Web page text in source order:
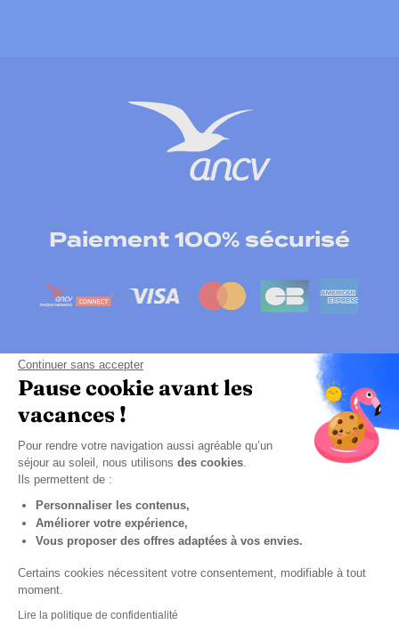
Continuer sans accepter
Pause cookie avant les
vacances !
Pour rendre votre navigation aussi agréable qu’un
séjour au soleil, nous utilisons des cookies
Ils permettent de :
Personnaliser les contenus,
Améliorer votre expérience,
Vous proposer des offres adaptées à vos envies.
Certains cookies nécessitent votre consentement, modifiable à tout
moment.
Lire la politique de confidentialité
Paiement 100% sécurisé
Cliquez-ici pour modifier vos préférences en
matières de cookies
CGPV
Politique de confidentialité
Accessibilité numérique